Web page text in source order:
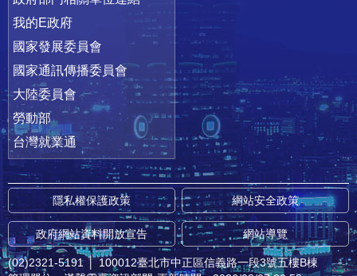
我的E政府
國家發展委員會
國家通訊傳播委員會
大陸委員會
勞動部
台灣就業通
隱私權保護政策 網站安全政策
政府網站資料開放宣告 網站導覽
(02)2321-5191 │ 100012臺北市中正區信義路一段3號五樓B棟